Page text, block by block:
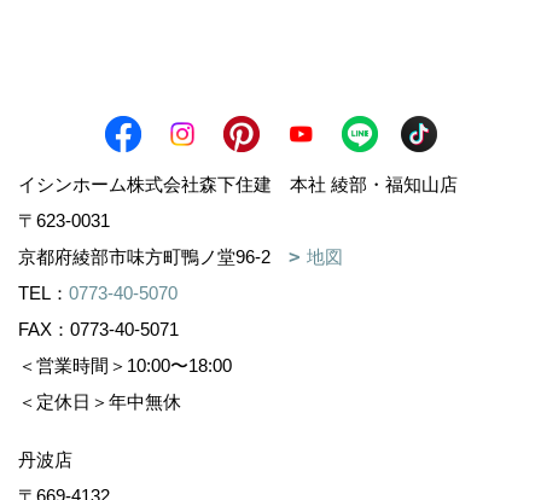
イシンホーム株式会社森下住建 本社 綾部・福知山店
〒623-0031
京都府綾部市味方町鴨ノ堂96-2
地図
TEL： 0773-40-5070
FAX：0773-40-5071
＜営業時間＞10:00〜18:00
＜定休日＞年中無休
丹波店